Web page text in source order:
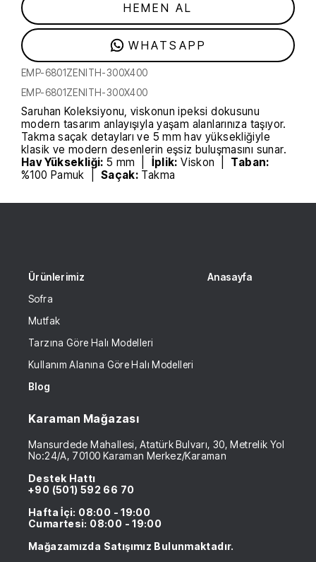
HEMEN AL
WHATSAPP
EMP-6801ZENITH-300X400
EMP-6801ZENITH-300X400
Saruhan Koleksiyonu, viskonun ipeksi dokusunu
modern tasarım anlayışıyla yaşam alanlarınıza taşıyor.
Takma saçak detayları ve 5 mm hav yüksekliğiyle
klasik ve modern desenlerin eşsiz buluşmasını sunar.
Hav Yüksekliği: 5 mm | İplik: Viskon | Taban:
%100 Pamuk | Saçak: Takma
Ürünlerimiz
Sofra
Mutfak
Tarzına Göre Halı Modelleri
Kullanım Alanına Göre Halı Modelleri
Anasayfa
Blog
Karaman Mağazası
Mansurdede Mahallesi, Atatürk Bulvarı, 30, Metrelik Yol
No:24/A, 70100 Karaman Merkez/Karaman
Destek Hattı
+90 (501) 592 66 70
Hafta İçi: 08:00 - 19:00
Cumartesi: 08:00 - 19:00
Mağazamızda Satışımız Bulunmaktadır.